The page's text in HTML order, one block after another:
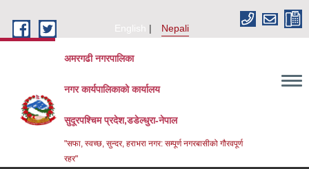
English
Nepali
अमरगढी नगरपालिका
नगर कार्यपालिकाको कार्यालय
सुदूरपश्चिम प्रदेश,डडेल्धुरा-नेपाल
"सफा, स्वच्छ, सुन्दर, हराभरा नगर: सम्पूर्ण नगरबासीको गौरवपूर्ण
रहर"